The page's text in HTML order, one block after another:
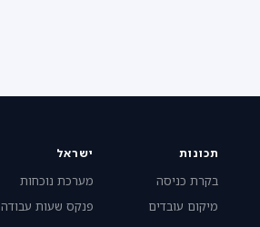
תכונות
בקרת כניסה
מיקום עובדים
ישראל
מערכת נוכחות
פנקס שעות עבודה